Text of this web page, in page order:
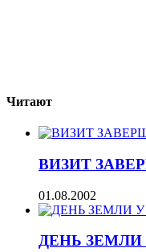
Читают
ВИЗИТ
01.08.2002
ДЕНЬ